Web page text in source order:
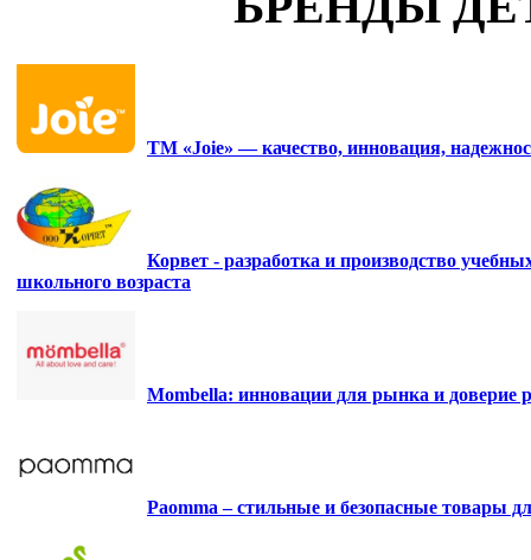
ТМ «Joie» — качество, инновация,
Корвет - разработка и производство
школьного возраста
Mombella: инновации для рынка и доверие
Paomma – стильные и безопасные товары